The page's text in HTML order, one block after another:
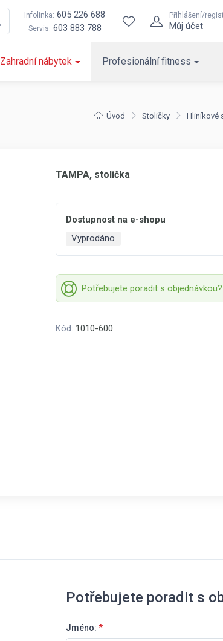
Infolinka: 605 226 688
Servis: 603 883 788
Přihlášení/
Můj účet
Zahradní nábytek Profesionální fitness
Úvod Stoličky Hliníkové
TAMPA, stolička
Dostupnost na e-shopu
Vyprodáno
Potřebujete poradit s objednávkou?
Kód: 1010-600
Potřebujete poradit s
Jméno: *